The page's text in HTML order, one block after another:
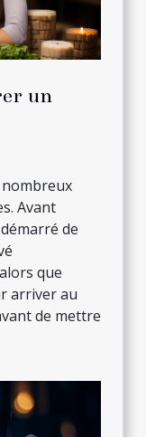
un
Avant
de
que
arriver au
de mettre